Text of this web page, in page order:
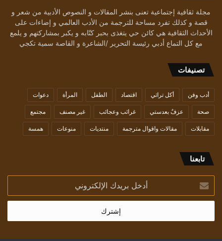
مجلة ثقافية إجتماعية تعنى بنشر المقالات و النصوص الأدبية من شعر و
قصة و كذلك تفرد مساحة للترجمة من الأدب العالمي و إضاءات على
الأحداث الثقافية هي كائن حي يتغذى بحبر كتّابه و يكبر بمشاركتهم و يلمع
مع كل التماع أدبي رئيسة التحرير /الشاعرة و القاصة سمية تكجي
تصنيفات
أدب وفن أكل تراثي اقتصاد الطفل المرأة دعوات
صحة عزفٌ بعدستي غرائب وعجائب غير مصنف مجتمع
مقابلات مقالات واقوال مترجمة منتديات منوعات همسة
تابعنا
بريدك
الإلكتروني